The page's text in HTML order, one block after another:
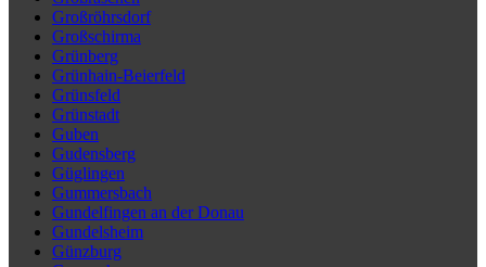
Großröhrsdorf
Großschirma
Grünberg
Grünhain-Beierfeld
Grünsfeld
Grünstadt
Guben
Gudensberg
Güglingen
Gummersbach
Gundelfingen an der Donau
Gundelsheim
Günzburg